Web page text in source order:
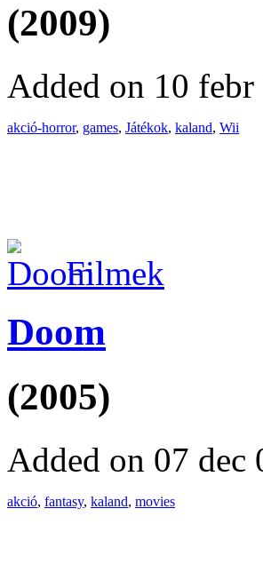
(2009)
Added on 10 febr
akció-horror, games, Játékok, kaland, Wii
Filmek
Doom
(2005)
Added on 07 dec
akció, fantasy, kaland, movies